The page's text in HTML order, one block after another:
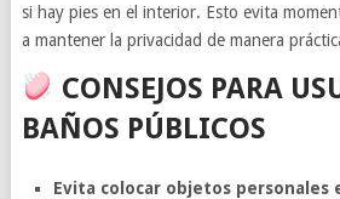
si hay pies en el interior. Esto evita
a mantener la privacidad de manera
CONSEJOS PARA
BAÑOS PÚBLICOS
Evita colocar objetos personales